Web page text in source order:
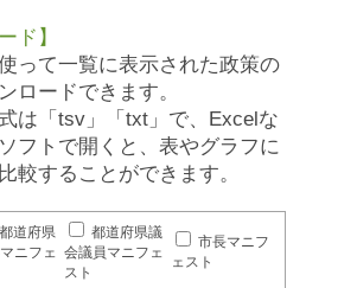
ド】
って一覧に表示された政策の
ロードできます。
は「tsv」「txt」で、Excelな
フトで開くと、表やグラフに
較することができます。
都道府県
ニフェ
都道府県議
会議員マニフェ
スト
市長マニフ
ェスト